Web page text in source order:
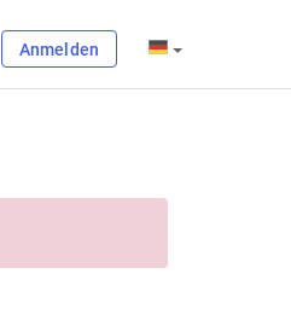
Anmelden